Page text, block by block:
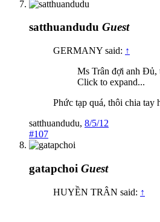
satthuandudu Guest
GERMANY said: ↑
Ms Trân đợi anh Đủ,
Click to expand...
Phức tạp quá, thôi chia tay
satthuandudu, 8/5/12
#107
gatapchoi Guest
HUYỀN TRÂN said: ↑